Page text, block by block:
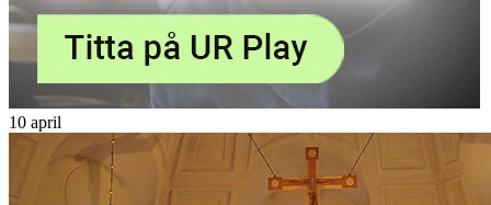
10 april